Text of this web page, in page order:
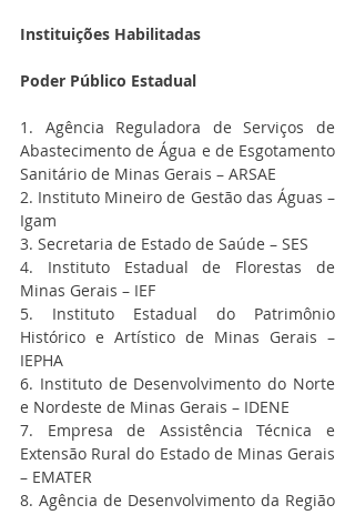
Instituições Habilitadas
Poder Público Estadual
1. Agência Reguladora de Serviços de
Abastecimento de Água e de Esgotamento
Sanitário de Minas Gerais – ARSAE
2. Instituto Mineiro de Gestão das Águas –
Igam
3. Secretaria de Estado de Saúde – SES
4. Instituto Estadual de Florestas de
Minas Gerais – IEF
5. Instituto Estadual do Patrimônio
Histórico e Artístico de Minas Gerais –
IEPHA
6. Instituto de Desenvolvimento do Norte
e Nordeste de Minas Gerais – IDENE
7. Empresa de Assistência Técnica e
Extensão Rural do Estado de Minas Gerais
– EMATER
8. Agência de Desenvolvimento da Região